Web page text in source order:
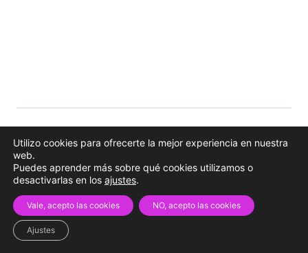
Volver a
Utilizo cookies para ofrecerte la mejor experiencia en nuestra
web.
Puedes aprender más sobre qué cookies utilizamos o
desactivarlas en los ajustes.
Vale, acepto las cookies NO, acepto las cookies
Ajustes